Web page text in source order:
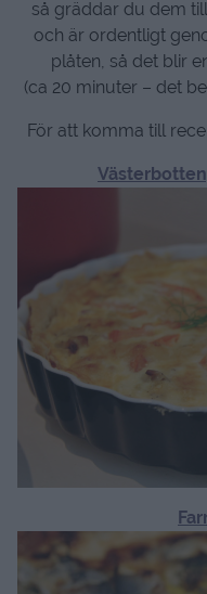
så gräddar du dem
och är ordentligt
plåten, så det blir
(ca 20 minuter – det
För att komma till